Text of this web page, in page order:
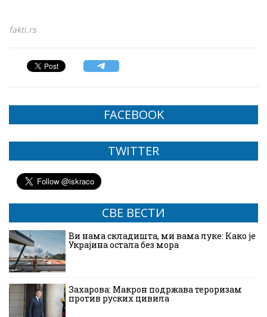
fakti.rs
FACEBOOK
TWITTER
СВЕ ВЕСТИ
Ви нама складишта, ми вама луке: Како је
Украјина остала без мора
Захарова: Макрон подржава тероризам
против руских цивила